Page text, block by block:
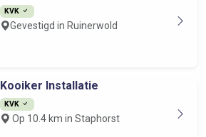
KVK
Gevestigd in Ruinerwold
Kooiker Installatie
KVK
Op 10.4 km in Staphorst